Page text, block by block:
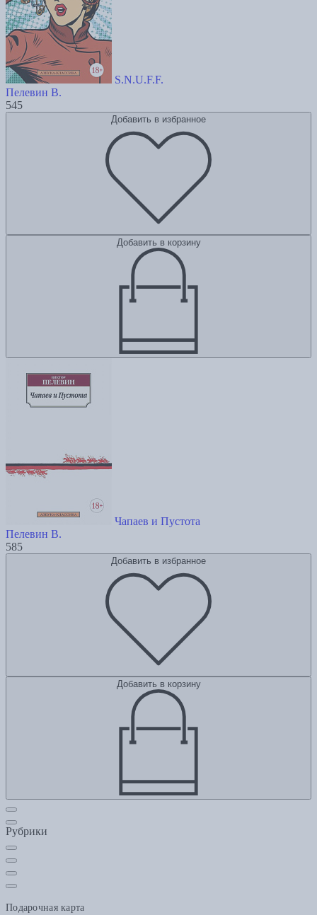
S.N.U.F.F.
Пелевин В.
545
Добавить в избранное
Добавить в корзину
Чапаев и Пустота
Пелевин В.
585
Добавить в избранное
Добавить в корзину
Рубрики
Подарочная карта